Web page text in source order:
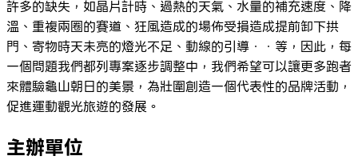
許多的缺失，如晶片計時、過熱的天氣、水量的補充速度、降
溫、重複兩圈的賽道、狂風造成的場佈受損造成提前卸下拱
門、寄物時天未亮的燈光不足、動線的引導．．等，因此，每
一個問題我們都列專案逐步調整中，我們希望可以讓更多跑者
來體驗龜山朝日的美景，為壯圍創造一個代表性的品牌活動，
促進運動觀光旅遊的發展。
主辦單位